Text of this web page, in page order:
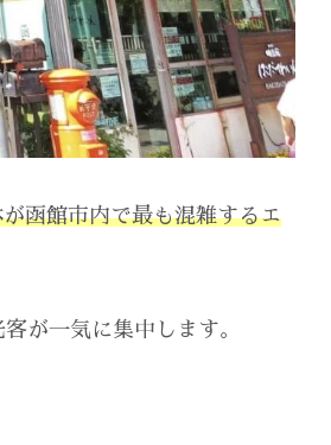
函館市内で最も混雑するエ
が一気に集中します。